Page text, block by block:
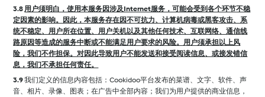
3.8 用户须明白，使用本服务因涉及Internet服务，可能会受到各个环节不稳
定因素的影响。因此，本服务存在因不可抗力、计算机病毒或黑客攻击、系
统不稳定、用户所在位置、用户关机以及其他任何技术、互联网络、通信线
路原因等造成的服务中断或不能满足用户要求的风险。用户须承担以上风
险，我们不作担保。对因此导致用户不能发送和接受阅读信息、或接发错信
息，我们不承担任何责任。
3.9我们定义的信息内容包括：Cookidoo平台发布的菜谱、文字、软件、声
音、相片、录像、图表；在广告中全部内容；我们为用户提供的商业信息，